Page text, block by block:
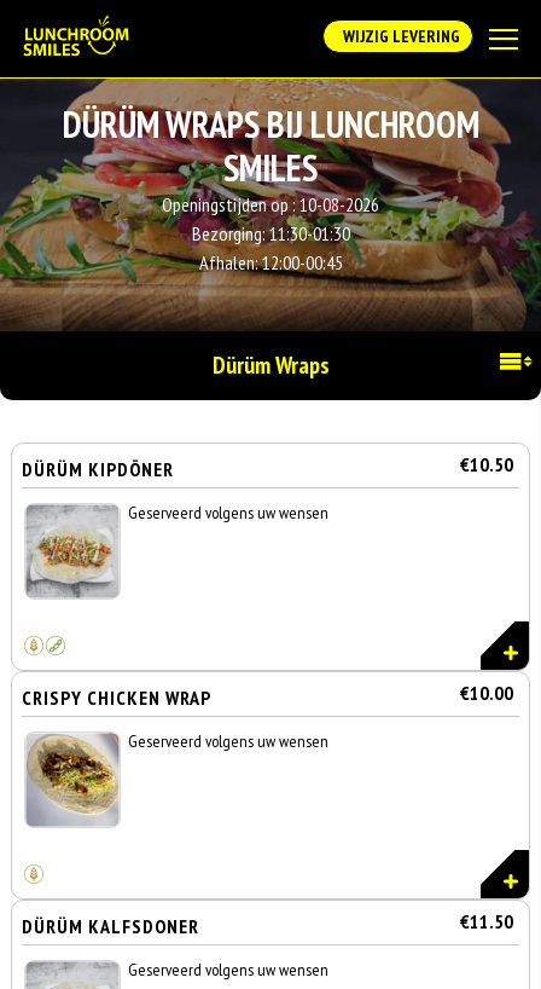
WIJZIG LEVERING
DÜRÜM WRAPS BIJ LUNCHROOM
SMILES
Openingstijden op :10-08-2026
Bezorging:11:30-01:30
Afhalen:12:00-00:45
Dürüm Wraps
DÜRÜM KIPDÖNER €10.50
Geserveerd volgens uw wensen
CRISPY CHICKEN WRAP €10.00
Geserveerd volgens uw wensen
DÜRÜM KALFSDONER €11.50
Geserveerd volgens uw wensen